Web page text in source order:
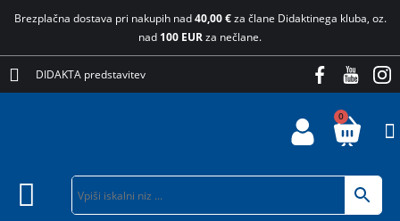
Brezplačna dostava pri nakupih nad40,00 €za člane Didaktinega kluba, oz.
nad 100 EURza nečlane.
DIDAKTA predstavitev
0